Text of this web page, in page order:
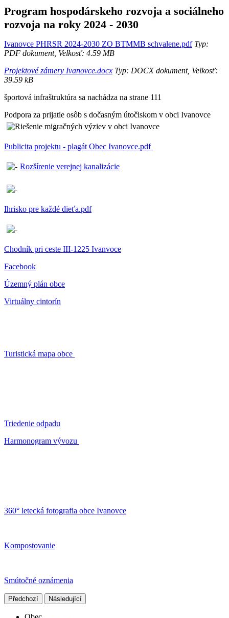
Program hospodárskeho rozvoja a sociálneho
rozvoja na roky 2024 - 2030
Ivanovce PHRSR 2024-2030 ZO BTMMB schvalene.pdfTyp:
PDF dokument, Velkosť: 4.59 MB
Projektové zámery Ivanovce.docx Typ: DOCX dokument, Velkosť:
39.59 kB
športová infraštruktúra sa nachádza na strane 111
Podpora za prijatie osôb s dočasným útočiskom v obci Ivanovce
Publicita projektu - plagát Obec Ivanovce.pdf
Rozšírenie verejnej kanalizácie
Ihrisko pre každé dieťa.pdf
Chodník pri ceste III-1225 Ivanvoce
Facebook
Územný plán obce
Virtuálny cintorín
Turistická mapa obce
Triedenie odpadu
Harmonogram vývozu
360° letecká fotografia obce Ivanovce
Kompostovanie
Smútočné oznámenia
Předchozí Následující